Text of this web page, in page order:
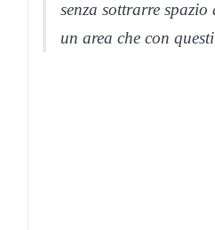
senza sottrarre
un area che con